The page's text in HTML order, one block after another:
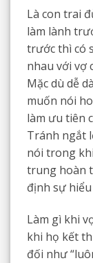
Là con trai
làm lành
trước thì có
nhau với vợ
Mặc dù dễ
muốn nói
làm ưu tiên
Tránh ngắt
nói trong
trung hoàn
định sự
Làm gì khi
khi họ kết
đối như